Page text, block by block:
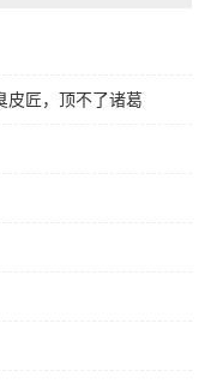
匠，顶不了诸葛亮